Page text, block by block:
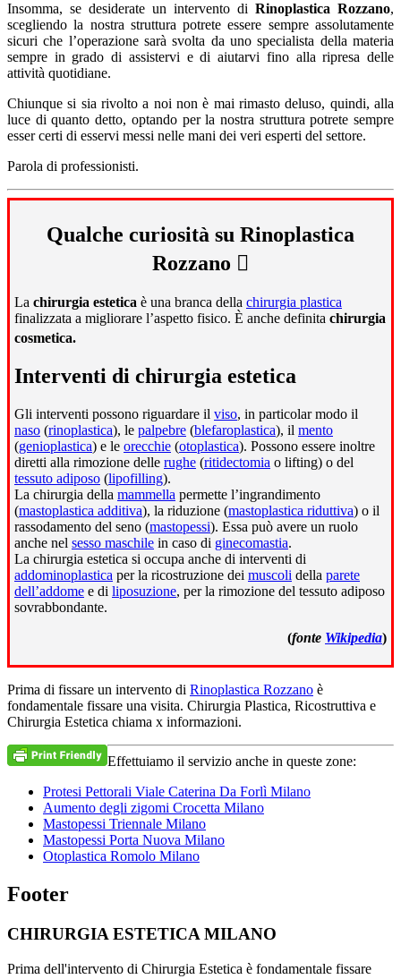
Insomma, se desiderate un intervento di Rinoplastica Rozzano,
scegliendo la nostra struttura potrete essere sempre assolutamente
sicuri che l’operazione sarà svolta da uno specialista della materia
sempre in grado di assistervi e di aiutarvi fino alla ripresa delle
attività quotidiane.
Chiunque si sia rivolto a noi non è mai rimasto deluso, quindi, alla
luce di quanto detto, optando per la nostra struttura potrete sempre
esser certi di esservi messi nelle mani dei veri esperti del settore.
Parola di professionisti.
Qualche curiosità su Rinoplastica
Rozzano
La chirurgia estetica è una branca della chirurgia plastica
finalizzata a migliorare l’aspetto fisico. È anche definita chirurgia
cosmetica.
Interventi di chirurgia estetica
Gli interventi possono riguardare il viso, in particolar modo il
naso (rinoplastica), le palpebre (blefaroplastica), il mento
(genioplastica) e le orecchie (otoplastica). Possono essere inoltre
diretti alla rimozione delle rughe (ritidectomia o lifting) o del
tessuto adiposo (lipofilling).
La chirurgia della mammella permette l’ingrandimento
(mastoplastica additiva), la riduzione (mastoplastica riduttiva) o il
rassodamento del seno (mastopessi). Essa può avere un ruolo
anche nel sesso maschile in caso di ginecomastia.
La chirurgia estetica si occupa anche di interventi di
addominoplastica per la ricostruzione dei muscoli della parete
dell’addome e di liposuzione, per la rimozione del tessuto adiposo
sovrabbondante.
(fonte Wikipedia)
Prima di fissare un intervento di Rinoplastica Rozzano è
fondamentale fissare una visita. Chirurgia Plastica, Ricostruttiva e
Chirurgia Estetica chiama x informazioni.
Effettuiamo il servizio anche in queste zone:
Protesi Pettorali Viale Caterina Da Forlì Milano
Aumento degli zigomi Crocetta Milano
Mastopessi Triennale Milano
Mastopessi Porta Nuova Milano
Otoplastica Romolo Milano
Footer
CHIRURGIA ESTETICA MILANO
Prima dell'intervento di Chirurgia Estetica è fondamentale fissare